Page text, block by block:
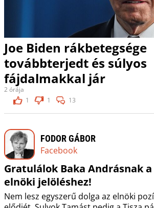
Joe Biden rákbetegsége
továbbterjedt és súlyos
fájdalmakkal jár
2 órája
1
1 13
FODOR GÁBOR
Facebook
Gratulálok Baka Andrásnak
elnöki jelöléshez!
Nem lesz egyszerű dolga az elnöki